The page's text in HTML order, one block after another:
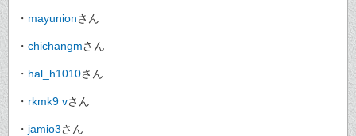
・ mayunionさん
・ chichangmさん
・ hal_h1010さん
・ rkmk9 vさん
・ jamio3さん